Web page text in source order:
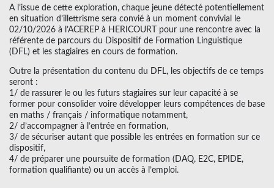
A l’issue de cette exploration, chaque jeune détecté potentiellement
en situation d’illettrisme sera convié à un moment convivial le
02/10/2026 à l’ACEREP à HERICOURT pour une rencontre avec la
référente de parcours du Dispositif de Formation Linguistique
(DFL) et les stagiaires en cours de formation.
Outre la présentation du contenu du DFL, les objectifs de ce temps
seront :
1/ de rassurer le ou les futurs stagiaires sur leur capacité à se
former pour consolider voire développer leurs compétences de base
en maths / français / informatique notamment,
2/ d’accompagner à l’entrée en formation,
3/ de sécuriser autant que possible les entrées en formation sur ce
dispositif,
4/ de préparer une poursuite de formation (DAQ, E2C, EPIDE,
formation qualifiante) ou un accès à l’emploi.